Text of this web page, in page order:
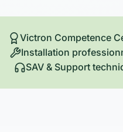
Victron Competence
Installation
SAV & Support